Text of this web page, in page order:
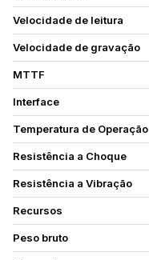
Velocidade de leitura
Velocidade de gravação
MTTF
Interface
Temperatura de Operação
Resistência a Choque
Resistência a Vibração
Recursos
Peso bruto